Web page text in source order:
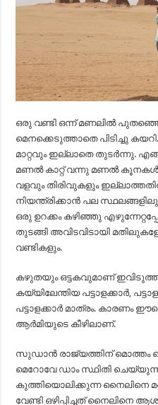
ഒരു വണ്ടി ഒന്ന് മണലിൽ
മെനക്കെടുത്താതെ പിടിച്ചു
മാറ്റവും ഇല്ലാതെ തുടർന്നു.
മണൽ കാറ്റ് വന്നു മണൽ കൂനകൾ
വളവും തിരിവുകളും
നിയന്ത്രിക്കാൻ പല
ഒരു ഉറക്കം കഴിഞ്ഞു
തുടങ്ങി അവിടവിടായി
വണ്ടികളും.
കഴുതയും ഒട്ടകവുമാണ്
കയ്യിലേന്തിയ പട്ടാളക്കാർ,
പട്ടാളക്കാർ മാത്രം.
ആർമിയുടെ കീഴിലാണ്.
സുഡാൻ രാജ്യത്തിന് മൊത്തം
മെറോവേ ഡാം സ്ഥിതി
കുത്തിയൊലിക്കുന്ന നൈലിനെ
വേണ്ടി ഒഴിപ്പിച്ചത് നൈലിനെ